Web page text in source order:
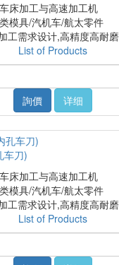
床加工与高速加工机
模具/汽机车/航太零件
工需求设计,高精度高耐磨
List of Products
詢價
详细
车刀)
床加工与高速加工机
模具/汽机车/航太零件
工需求设计,高精度高耐磨
List of Products